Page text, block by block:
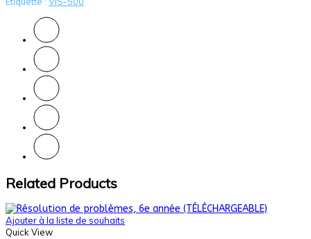
Related Products
Ajouter à la liste de souhaits
Quick View